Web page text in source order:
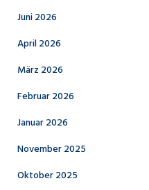
Juni 2026
April 2026
März 2026
Februar 2026
Januar 2026
November 2025
Oktober 2025